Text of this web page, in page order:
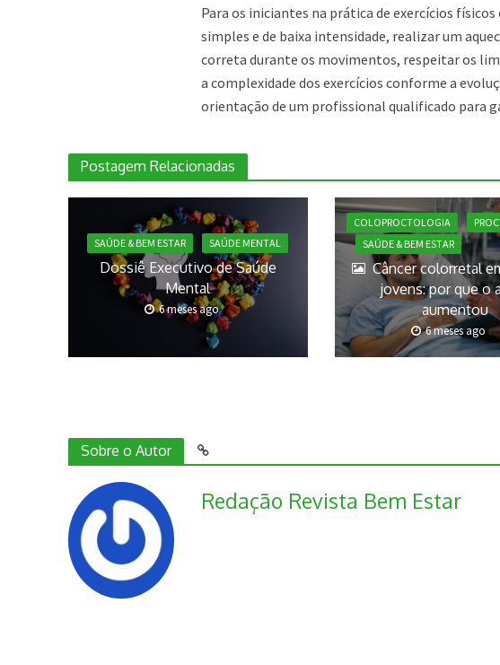
Para os iniciantes na prática de exercícios
simples e de baixa intensidade, realizar um
correta durante os movimentos, respeitar os
a complexidade dos exercícios conforme a
orientação de um profissional qualificado para
Postagem Relacionadas
SAÚDE & BEM ESTAR SAÚDE MENTAL
Dossiê Executivo de Saúde
Mental
6 meses ago
COLOPROCTOLOGIA
SAÚDE & BEM ESTAR
Câncer colorretal
jovens: por que o
aumentou
6 meses ago
Sobre o Autor
Redação Revista Bem Estar